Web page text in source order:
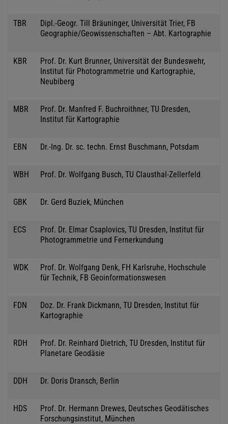
TBR
Dipl.-Geogr. Till Bräuninger, Universität Trier, FB
Geographie/Geowissenschaften – Abt. Kartographie
KBR
Prof. Dr. Kurt Brunner, Universität der Bundeswehr,
Institut für Photogrammetrie und Kartographie,
Neubiberg
MBR
Prof. Dr. Manfred F. Buchroithner, TU Dresden,
Institut für Kartographie
EBN Dr.-Ing. Dr. sc. techn. Ernst Buschmann, Potsdam
WBH Prof. Dr. Wolfgang Busch, TU Clausthal-Zellerfeld
GBK Dr. Gerd Buziek, München
ECS
Prof. Dr. Elmar Csaplovics, TU Dresden, Institut für
Photogrammetrie und Fernerkundung
WDK
Prof. Dr. Wolfgang Denk, FH Karlsruhe, Hochschule
für Technik, FB Geoinformationswesen
FDN
Doz. Dr. Frank Dickmann, TU Dresden, Institut für
Kartographie
RDH
Prof. Dr. Reinhard Dietrich, TU Dresden, Institut für
Planetare Geodäsie
DDH Dr. Doris Dransch, Berlin
HDS
Prof. Dr. Hermann Drewes, Deutsches Geodätisches
Forschungsinstitut, München